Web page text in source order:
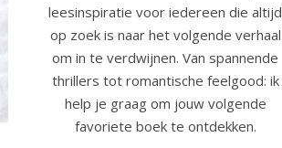
leesinspiratie voor iedereen die altijd
op zoek is naar het volgende verhaal
om in te verdwijnen. Van spannende
thrillers tot romantische feelgood: ik
help je graag om jouw volgende
favoriete boek te ontdekken.